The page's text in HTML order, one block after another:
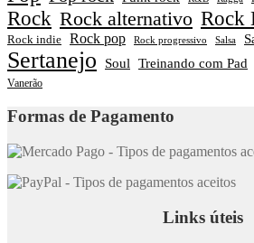
Rock Rock alternativo Rock
Rock indie Rock pop Rock progressivo Salsa
Sertanejo Soul Treinando com Pad
Vanerão
Formas de Pagamento
Links úteis